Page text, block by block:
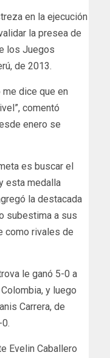
en la ejecución
la presea de
los Juegos
de 2013.
me dice que en
comentó
enero se
es buscar el
esta medalla
la destacada
subestima a sus
como rivales de
le ganó 5-0 a
y luego
Carrera, de
Evelin Caballero